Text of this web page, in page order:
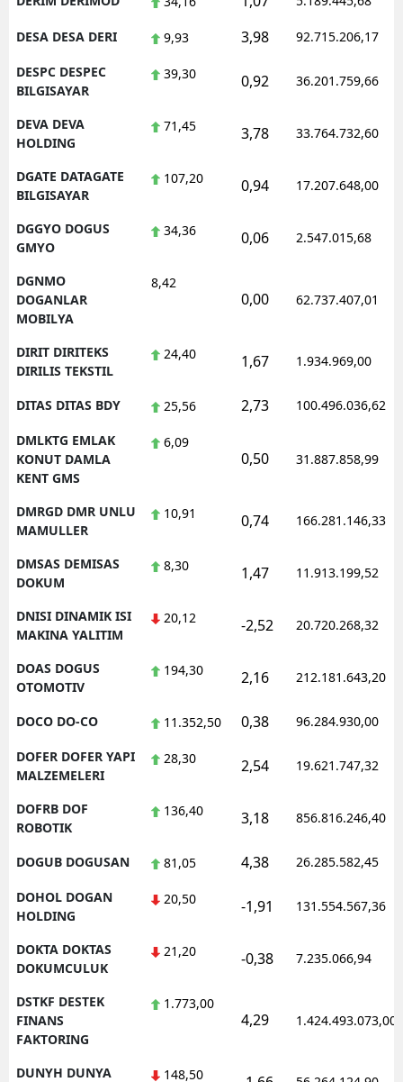
DESA DESA DERI 9,93 3,98 92.715.206,17
DESPC DESPEC
BILGISAYAR
39,30 0,92 36.201.759,66
DEVA DEVA
HOLDING
71,45 3,78 33.764.732,60
DGATE DATAGATE
BILGISAYAR
107,20 0,94 17.207.648,00
DGGYO DOGUS
GMYO
34,36 0,06 2.547.015,68
DGNMO
DOGANLAR
MOBILYA
8,42
0,00 62.737.407,01
DIRIT DIRITEKS
DIRILIS TEKSTIL
24,40 1,67 1.934.969,00
DITAS DITAS BDY 25,56 2,73 100.496.036,62
DMLKTG EMLAK
KONUT DAMLA
KENT GMS
6,09
0,50 31.887.858,99
DMRGD DMR UNLU
MAMULLER
10,91 0,74 166.281.146,33
DMSAS DEMISAS
DOKUM
8,30 1,47 11.913.199,52
DNISI DINAMIK ISI
MAKINA YALITIM
20,12 -2,52 20.720.268,32
DOAS DOGUS
OTOMOTIV
194,30 2,16 212.181.643,20
DOCO DO-CO 11.352,50 0,38 96.284.930,00
DOFER DOFER YAPI
MALZEMELERI
28,30 2,54 19.621.747,32
DOFRB DOF
ROBOTIK
136,40 3,18 856.816.246,40
DOGUB DOGUSAN 81,05 4,38 26.285.582,45
DOHOL DOGAN
HOLDING
20,50 -1,91 131.554.567,36
DOKTA DOKTAS
DOKUMCULUK
21,20 -0,38 7.235.066,94
DSTKF DESTEK
FINANS
FAKTORING
1.773,00
4,29 1.424.493.073,00
DUNYH DUNYA 148,50